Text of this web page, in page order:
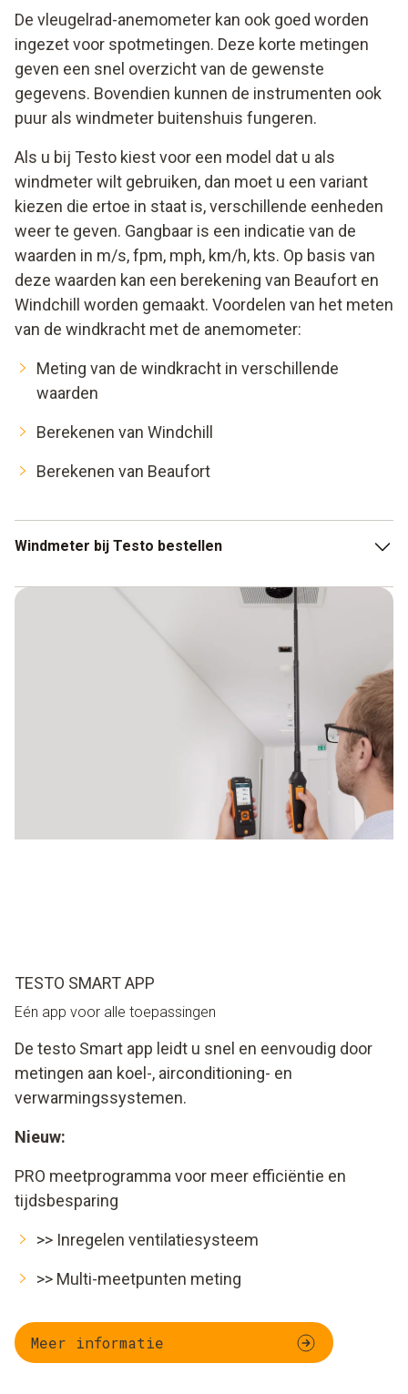
De vleugelrad-anemometer kan ook goed worden
ingezet voor spotmetingen. Deze korte metingen
geven een snel overzicht van de gewenste
gegevens. Bovendien kunnen de instrumenten ook
puur als windmeter buitenshuis fungeren.
Als u bij Testo kiest voor een model dat u als
windmeter wilt gebruiken, dan moet u een variant
kiezen die ertoe in staat is, verschillende eenheden
weer te geven. Gangbaar is een indicatie van de
waarden in m/s, fpm, mph, km/h, kts. Op basis van
deze waarden kan een berekening van Beaufort en
Windchill worden gemaakt. Voordelen van het meten
van de windkracht met de anemometer:
Meting van de windkracht in verschillende
waarden
Berekenen van Windchill
Berekenen van Beaufort
Windmeter bij Testo bestellen
Als u zich heeft geïnformeerd over de vleugelrad-
anemometer en nu zeker weet dat deze uitvoering van een
windmeter voor uw doel optimaal is, dan kunt u de
verschillende instrumenten nu in alle rust bij Testo met
Belangrijk zijn bij de keuze het gebruiksgemak en de
eigenschappen, alsmede de beschikbare meetgrootheden
en meetmogelijkheden. Op die manier kunt u met weinig
inspanning effectieve metingen verrichten.
TESTO SMART APP
Eén app voor alle toepassingen
De testo Smart app leidt u snel en eenvoudig door
metingen aan koel-, airconditioning- en
verwarmingssystemen.
Nieuw:
PRO meetprogramma voor meer efficiëntie en
tijdsbesparing
>> Inregelen ventilatiesysteem
>> Multi-meetpunten meting
Meer informatie